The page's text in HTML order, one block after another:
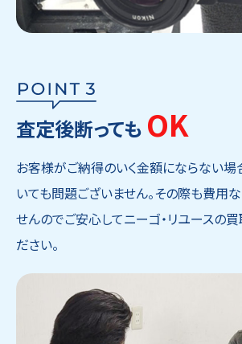
査定後断っても OK
お客様がご納得のいく金額にならない場
いても問題ございません。その際も費用
せんのでご安心してニーゴ・リユースの
ださい。